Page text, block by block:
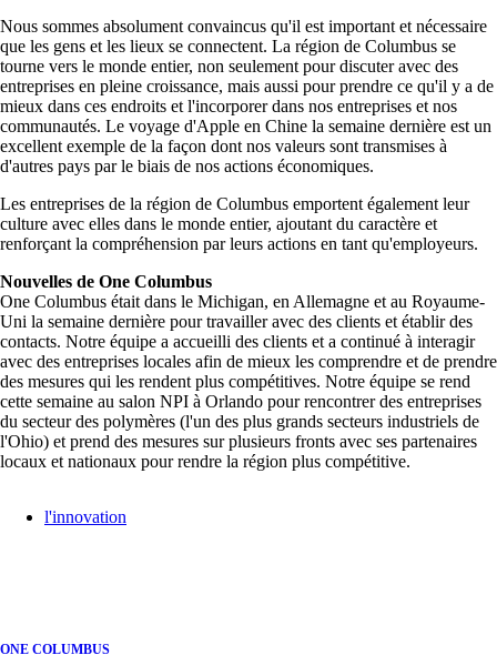
Nous sommes absolument convaincus qu'il est important et nécessaire
que les gens et les lieux se connectent. La région de Columbus se
tourne vers le monde entier, non seulement pour discuter avec des
entreprises en pleine croissance, mais aussi pour prendre ce qu'il y a de
mieux dans ces endroits et l'incorporer dans nos entreprises et nos
communautés. Le voyage d'Apple en Chine la semaine dernière est un
excellent exemple de la façon dont nos valeurs sont transmises à
d'autres pays par le biais de nos actions économiques.
Les entreprises de la région de Columbus emportent également leur
culture avec elles dans le monde entier, ajoutant du caractère et
renforçant la compréhension par leurs actions en tant qu'employeurs.
Nouvelles de One Columbus
One Columbus était dans le Michigan, en Allemagne et au Royaume-
Uni la semaine dernière pour travailler avec des clients et établir des
contacts. Notre équipe a accueilli des clients et a continué à interagir
avec des entreprises locales afin de mieux les comprendre et de prendre
des mesures qui les rendent plus compétitives. Notre équipe se rend
cette semaine au salon NPI à Orlando pour rencontrer des entreprises
du secteur des polymères (l'un des plus grands secteurs industriels de
l'Ohio) et prend des mesures sur plusieurs fronts avec ses partenaires
locaux et nationaux pour rendre la région plus compétitive.
l'innovation
ONE COLUMBUS